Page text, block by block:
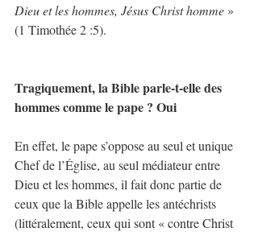
Dieu et les hommes, Jésus Christ homme »
(1 Timothée 2 :5).
Tragiquement, la Bible parle-t-elle des
hommes comme le pape ? Oui
En effet, le pape s’oppose au seul et unique
Chef de l’Église, au seul médiateur entre
Dieu et les hommes, il fait donc partie de
ceux que la Bible appelle les antéchrists
(littéralement, ceux qui sont « contre Christ